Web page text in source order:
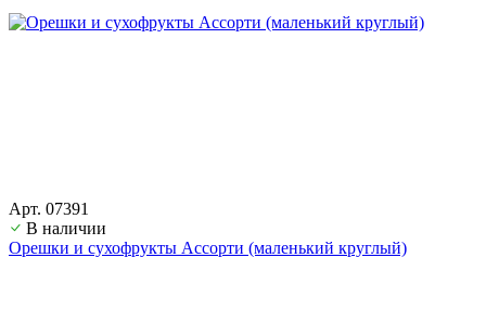
Арт. 07391
В наличии
Орешки и сухофрукты Ассорти (маленький круглый)